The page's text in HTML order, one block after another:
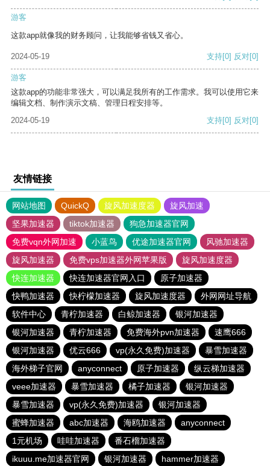
游客
这款app就像我的财务顾问，让我能够省钱又省心。
2024-05-19 支持[0] 反对[0]
游客
这款app的功能非常强大，可以满足我所有的工作需求。我可以使用它来
编辑文档、制作演示文稿、管理日程安排等。
2024-05-19
支持[0] 反对[0]
友情链接
网站地图 QuickQ 旋风加速度器
旋风加速
坚果加速器
tiktok加速器
狗急加速器官网
免费vqn外网加速
小蓝鸟 优途加速器官网
风驰加速器
旋风加速器
免费vps加速器外网苹果版
旋风加速度器
快连加速器
快连加速器官网入口
原子加速器
快鸭加速器
快柠檬加速器 旋风加速度器
外网网址导航
软件中心
青柠加速器 白鲸加速器
银河加速器
银河加速器
青柠加速器 免费海外pvn加速器
速鹰666
银河加速器
优云666 vp(永久免费)加速器
暴雪加速器
海外梯子官网
anyconnect 原子加速器
纵云梯加速器
veee加速器
暴雪加速器 橘子加速器
银河加速器
暴雪加速器
vp(永久免费)加速器
银河加速器
蜜蜂加速器
abc加速器 海鸥加速器
anyconnect
1元机场
哇哇加速器
番石榴加速器
ikuuu.me加速器官网
银河加速器 hammer加速器